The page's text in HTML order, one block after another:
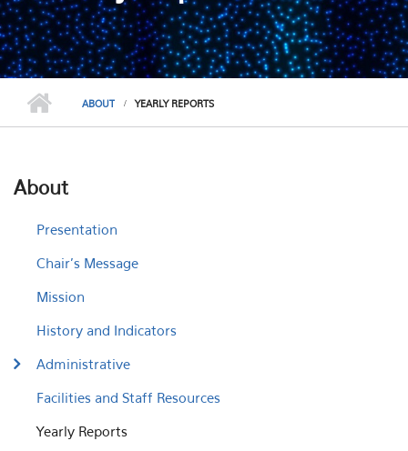
ABOUT YEARLY REPORTS
About
Presentation
Chair's Message
Mission
History and Indicators
Administrative
Facilities and Staff Resources
Yearly Reports